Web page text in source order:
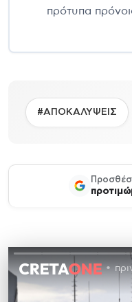
πρότυπα
#ΑΠΟΚΑΛΥΨΕΙΣ